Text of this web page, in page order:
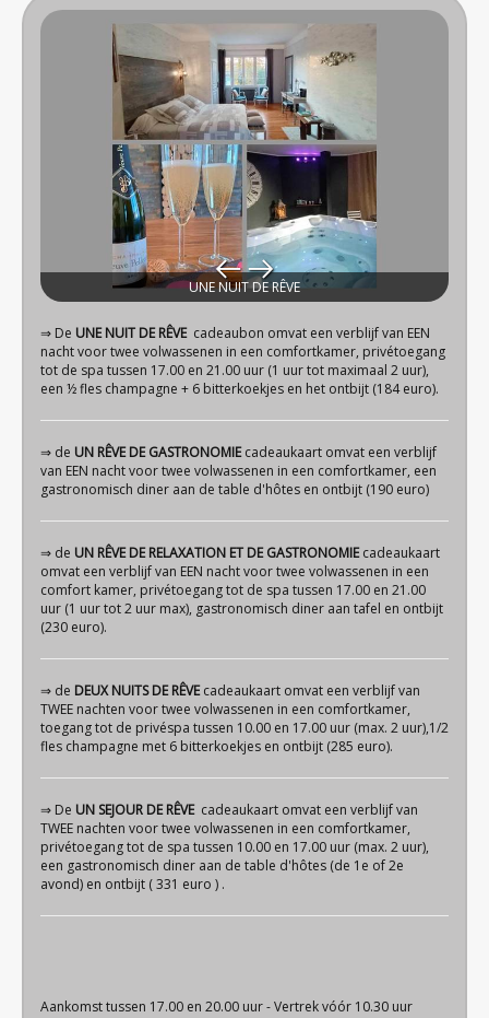
UNE NUIT DE RÊVE
⇒ De UNE NUIT DE RÊVE cadeaubon omvat een verblijf van EEN
nacht voor twee volwassenen in een comfortkamer, privétoegang
tot de spa tussen 17.00 en 21.00 uur (1 uur tot maximaal 2 uur),
een ½ fles champagne + 6 bitterkoekjes en het ontbijt (184 euro).
⇒ de UN RÊVE DE GASTRONOMIEcadeaukaart omvat een verblijf
van EEN nacht voor twee volwassenen in een comfortkamer, een
gastronomisch diner aan de table d'hôtes en ontbijt (190 euro)
⇒ de UN RÊVE DE RELAXATION ET DE GASTRONOMIEcadeaukaart
omvat een verblijf van EEN nacht voor twee volwassenen in een
comfort kamer, privétoegang tot de spa tussen 17.00 en 21.00
uur (1 uur tot 2 uur max), gastronomisch diner aan tafel en ontbijt
(230 euro).
⇒ de DEUX NUITS DE RÊVEcadeaukaart omvat een verblijf van
TWEE nachten voor twee volwassenen in een comfortkamer,
toegang tot de privéspa tussen 10.00 en 17.00 uur (max. 2 uur),1/2
fles champagne met 6 bitterkoekjes en ontbijt (285 euro).
⇒ De UN SEJOUR DE RÊVE cadeaukaart omvat een verblijf van
TWEE nachten voor twee volwassenen in een comfortkamer,
privétoegang tot de spa tussen 10.00 en 17.00 uur (max. 2 uur),
een gastronomisch diner aan de table d'hôtes (de 1e of 2e
avond) en ontbijt ( 331 euro ) .
Aankomst tussen 17.00 en 20.00 uur - Vertrek vóór 10.30 uur